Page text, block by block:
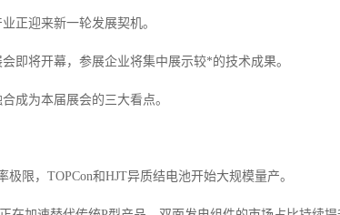
正迎来新一轮发展契机。
即将开幕，参展企业将集中展示较*的技术成果。
成为本届展会的三大看点。
极限，TOPCon和HJT异质结电池开始大规模量产。